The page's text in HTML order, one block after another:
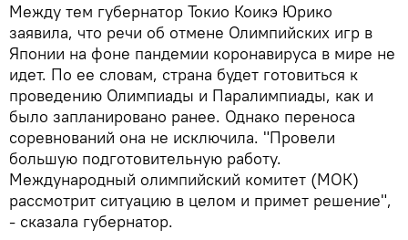
Между тем губернатор Токио Коикэ Юрико
заявила, что речи об отмене Олимпийских игр в
Японии на фоне пандемии коронавируса в мире не
идет. По ее словам, страна будет готовиться к
проведению Олимпиады и Паралимпиады, как и
было запланировано ранее. Однако переноса
соревнований она не исключила. "Провели
большую подготовительную работу.
Международный олимпийский комитет (МОК)
рассмотрит ситуацию в целом и примет решение",
- сказала губернатор.